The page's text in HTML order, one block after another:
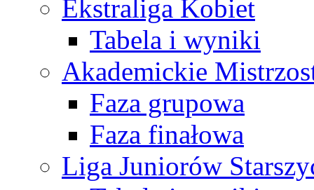
Ekstraliga Kobiet
Tabela i wyniki
Akademickie
Faza grupowa
Faza finałowa
Liga Juniorów